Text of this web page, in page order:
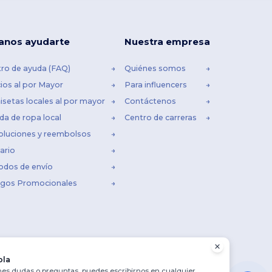
ayudarte
de ayuda (FAQ)
al por Mayor
locales al por mayor
de ropa local
y reembolsos
de envío
Promocionales
Nuestra empresa
Quiénes somos
Para influencers
Contáctenos
Centro de carreras